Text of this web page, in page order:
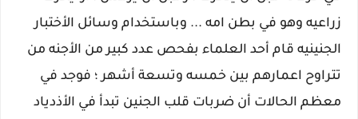
زراعيه وهو في بطن امه ... وباستخدام وسائل الأختبار
الجنينيه قام أحد العلماء بفحص عدد كبير من الأجنه من
تتراوح اعمارهم بين خمسه وتسعة أشهر ؛ فوجد في
معظم الحالات أن ضربات قلب الجنين تبدأ في الأذدياد